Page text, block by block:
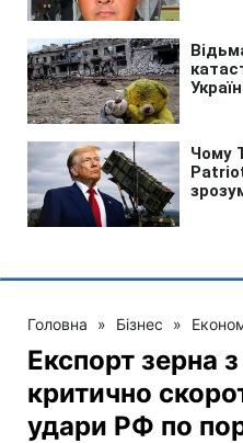
Головна » Бізнес »
Експорт зерна
критично
удари РФ по